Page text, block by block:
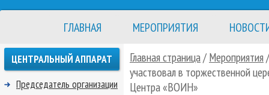
ГЛАВНАЯ МЕРОПРИЯТИЯ
Главная страница/ Мероприятия
участвовал в торжественной
Центра «ВОИН»
ЦЕНТРАЛЬНЫЙ АППАРАТ
Председатель организации